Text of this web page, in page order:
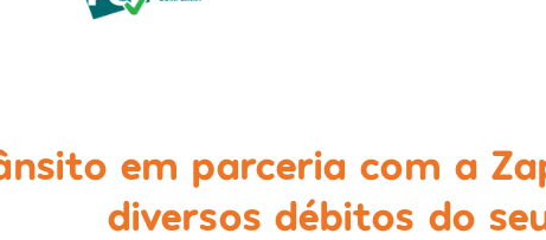
em parceria com a
diversos débitos do